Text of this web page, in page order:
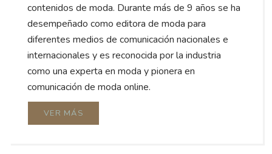
contenidos de moda. Durante más de 9 años se ha
desempeñado como editora de moda para
diferentes medios de comunicación nacionales e
internacionales y es reconocida por la industria
como una experta en moda y pionera en
comunicación de moda online.
VER MÁS